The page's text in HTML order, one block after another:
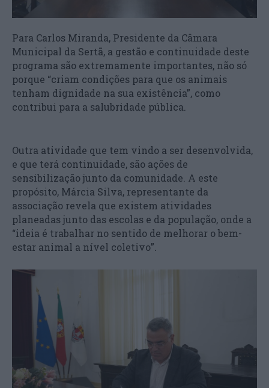
Para Carlos Miranda, Presidente da Câmara
Municipal da Sertã, a gestão e continuidade deste
programa são extremamente importantes, não só
porque “criam condições para que os animais
tenham dignidade na sua existência”, como
contribui para a salubridade pública.
Outra atividade que tem vindo a ser desenvolvida,
e que terá continuidade, são ações de
sensibilização junto da comunidade. A este
propósito, Márcia Silva, representante da
associação revela que existem atividades
planeadas junto das escolas e da população, onde a
“ideia é trabalhar no sentido de melhorar o bem-
estar animal a nível coletivo”.